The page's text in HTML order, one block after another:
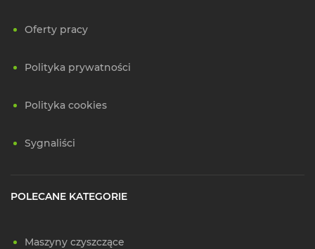
Oferty pracy
Polityka prywatności
Polityka cookies
Sygnaliści
POLECANE KATEGORIE
Maszyny czyszczące